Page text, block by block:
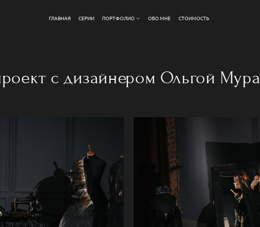
ГЛАВНАЯ СЕРИИ ПОРТФОЛИО ОБО МНЕ СТОИМОСТЬ
с дизайнером Ольгой